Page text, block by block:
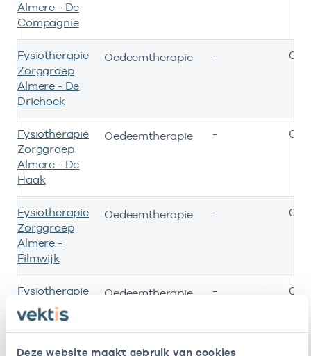
Deze website maakt gebruik van cookies
Almere - De
Compagnie
Fysiotherapie
Zorggroep
Almere - De
Driehoek
Oedeemtherapie - 05-
Fysiotherapie
Zorggroep
Almere - De
Haak
Oedeemtherapie - 05-
Fysiotherapie
Zorggroep
Almere -
Filmwijk
Oedeemtherapie - 05-
Fysiotherapie
Zorggroep
Almere -
Parkwijk
Oedeemtherapie - 05-